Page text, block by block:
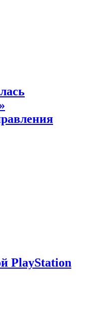
PlayStation